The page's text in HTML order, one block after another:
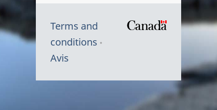
Terms and
conditions
Avis
du